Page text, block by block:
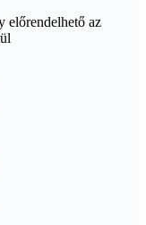
előrendelhető az